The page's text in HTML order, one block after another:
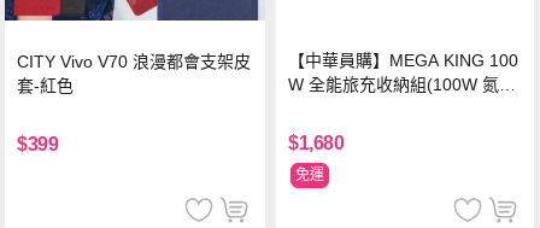
CITY Vivo V70 浪漫都會支架皮
套-紅色
$399
【中華員購】MEGA KING 100
W 全能旅充收納組(100W 氮化
萬國轉接器)
$1,680
免運